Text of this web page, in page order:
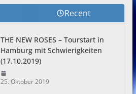
Recent
THE NEW ROSES – Tourstart in
Hamburg mit Schwierigkeiten
(17.10.2019)
25. Oktober 2019